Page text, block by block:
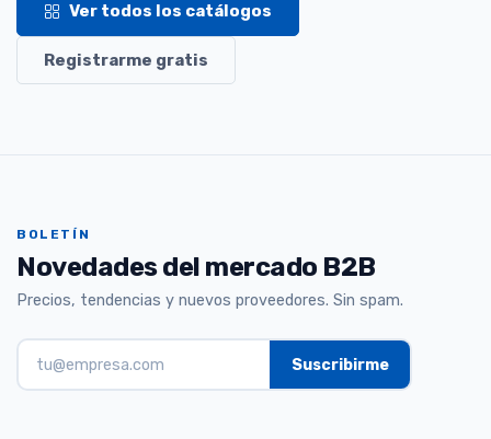
Ver todos los catálogos
Registrarme gratis
BOLETÍN
Novedades del mercado B2B
Precios, tendencias y nuevos proveedores. Sin spam.